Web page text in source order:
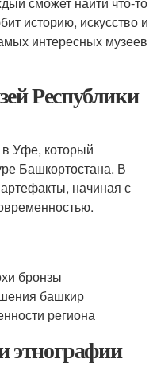
историю, искусство и
интересных музеев
Республики
Уфе, который
Башкортостана. В
начиная с
бронзы
башкир
региона
этнографии